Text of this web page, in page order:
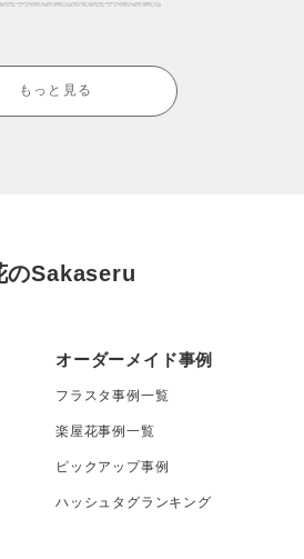
もっと見る
のSakaseru
オーダーメイド事例
フラスタ事例一覧
楽屋花事例一覧
ピックアップ事例
ハッシュタグランキング